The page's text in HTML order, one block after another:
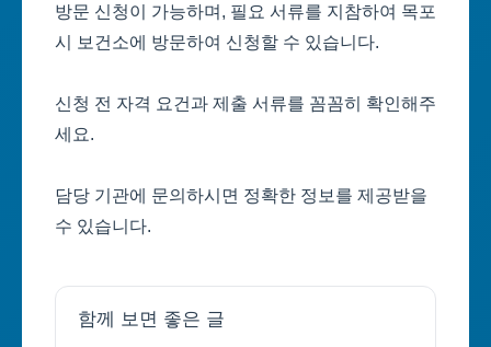
방문 신청이 가능하며, 필요 서류를 지참하여 목포
시 보건소에 방문하여 신청할 수 있습니다.
신청 전 자격 요건과 제출 서류를 꼼꼼히 확인해주
세요.
담당 기관에 문의하시면 정확한 정보를 제공받을
수 있습니다.
함께 보면 좋은 글